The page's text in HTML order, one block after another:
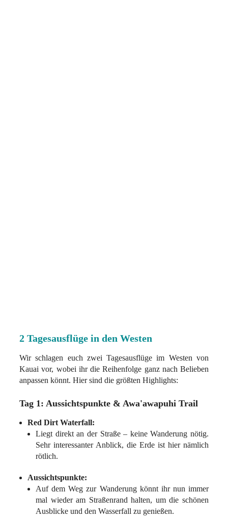
2 Tagesausflüge in den Westen
Wir schlagen euch zwei Tagesausflüge im Westen von
Kauai vor, wobei ihr die Reihenfolge ganz nach Belieben
anpassen könnt. Hier sind die größten Highlights:
Tag 1: Aussichtspunkte & Awa'awapuhi Trail
Red Dirt Waterfall:
Liegt direkt an der Straße – keine Wanderung nötig.
Sehr interessanter Anblick, die Erde ist hier nämlich
rötlich.
Aussichtspunkte:
Auf dem Weg zur Wanderung könnt ihr nun immer
mal wieder am Straßenrand halten, um die schönen
Ausblicke und den Wasserfall zu genießen.